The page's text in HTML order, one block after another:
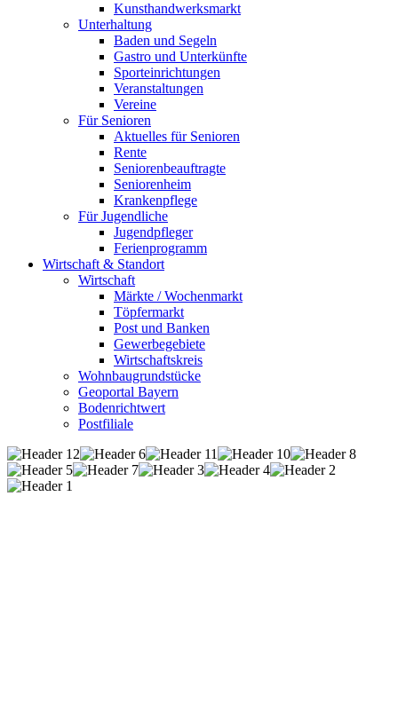
Kunsthandwerksmarkt
Unterhaltung
Baden und Segeln
Gastro und Unterkünfte
Sporteinrichtungen
Veranstaltungen
Vereine
Für Senioren
Aktuelles für Senioren
Rente
Seniorenbeauftragte
Seniorenheim
Krankenpflege
Für Jugendliche
Jugendpfleger
Ferienprogramm
Wirtschaft & Standort
Wirtschaft
Märkte / Wochenmarkt
Töpfermarkt
Post und Banken
Gewerbegebiete
Wirtschaftskreis
Wohnbaugrundstücke
Geoportal Bayern
Bodenrichtwert
Postfiliale